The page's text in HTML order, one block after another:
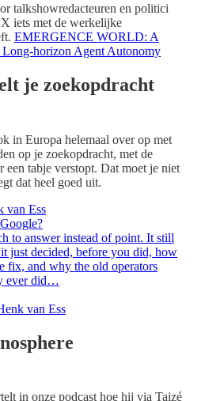
talkshowredacteuren en politici
iets met de werkelijke
EMERGENCE WORLD: A
horizon Agent Autonomy
je zoekopdracht
in Europa helemaal over op met
op je zoekopdracht, met de
een tabje verstopt. Dat moet je niet
dat heel goed uit.
van Ess
to answer instead of point. It still
just decided, before you did, how
fix, and why the old operators
ever did…
van Ess
in onze podcast hoe hij via Taizé